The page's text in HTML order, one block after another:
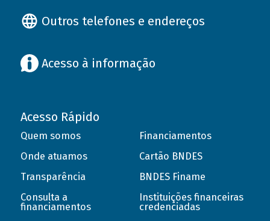
Outros telefones e endereços
Acesso à informação
Acesso Rápido
Quem somos
Onde atuamos
Transparência
Consulta a
financiamentos
Financiamentos
Cartão BNDES
BNDES Finame
Instituições financeiras
credenciadas